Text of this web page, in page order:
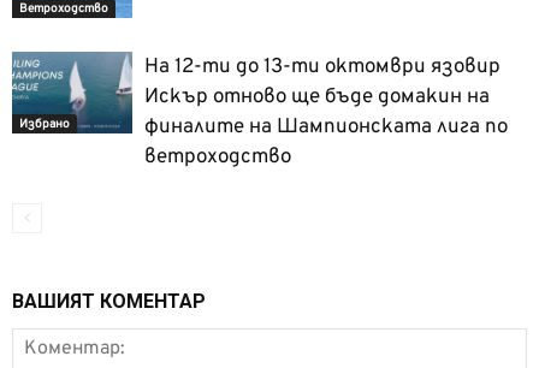
Ветроходство
Избрано
На 12-ти до 13-ти октомври язовир
Искър отново ще бъде домакин на
финалите на Шампионската лига по
ветроходство
ВАШИЯТ КОМЕНТАР